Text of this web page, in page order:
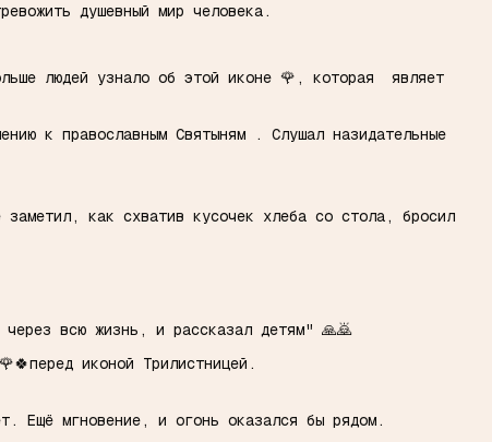
душевный мир человека.
людей узнало об этой иконе 🌹, которая являет
к православным Святыням . Слушал назидательные
как схватив кусочек хлеба со стола, бросил
всю жизнь, и рассказал детям" 🙏🙇
иконой Трилистницей.
Ещё мгновение, и огонь оказался бы рядом.